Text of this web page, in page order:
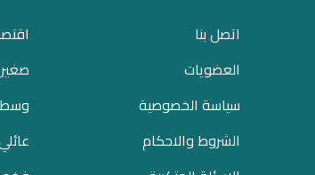
اتصل بنا
العضويات
سياسة الخصوصية
الشروط والاحكام
وسط